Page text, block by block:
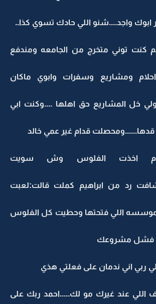
ابوك واجد....شنو اللي حادك تسوي كذا..
كنت توني متخرج من الجامعه ومندفع
احلام ومشاريع وسفرات وابوي ماكان
خل المشاريع حق اهلها ....وكنت ابي
قدها......ومحصلت قدام غير عمي خالد
اخذت الفلوس وش سويت
رد من ابراهيم كملت قالت:لعبت
اللي فتحتها وحطيت كل الفلوس
فشل مشروعك
ربي اني ندمان على فعلتي هذي
اللي عند غيرك مو لك.....احمد ربك على